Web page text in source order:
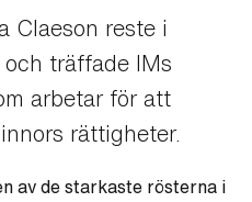
Claeson reste i
träffade IMs
arbetar för att
rättigheter.
av de starkaste rösterna i